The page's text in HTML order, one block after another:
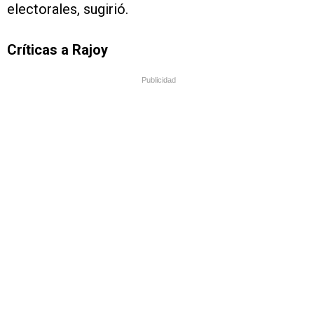
electorales, sugirió.
Críticas a Rajoy
Publicidad